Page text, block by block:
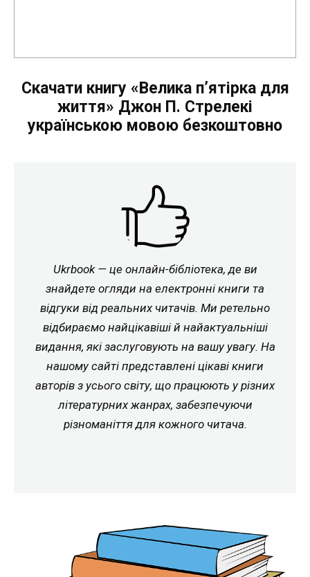
Скачати книгу «Велика п’ятірка для
життя» Джон П. Стрелекі
українською мовою безкоштовно
Ukrbook — це онлайн-бібліотека, де ви
знайдете огляди на електронні книги та
відгуки від реальних читачів. Ми ретельно
відбираємо найцікавіші й найактуальніші
видання, які заслуговують на вашу увагу. На
нашому сайті представлені цікаві книги
авторів з усього світу, що працюють у різних
літературних жанрах, забезпечуючи
різноманіття для кожного читача.